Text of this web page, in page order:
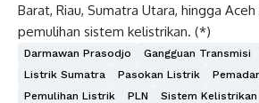
Barat, Riau, Sumatra Utara, hingga
pemulihan sistem kelistrikan. (*)
Darmawan Prasodjo Gangguan Transmisi
Listrik Sumatra
Pasokan Listrik
Pemulihan Listrik
PLN Sistem Kelistrikan